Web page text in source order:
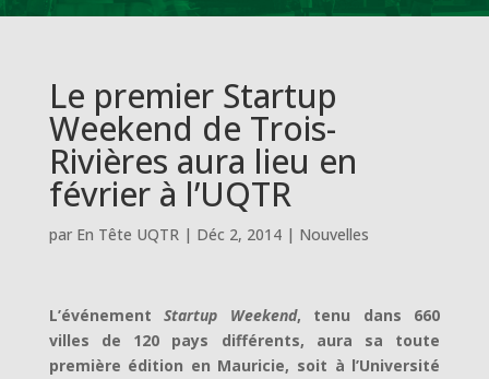
Le premier Startup
Weekend de Trois-
Rivières aura lieu en
février à l’UQTR
par En Tête UQTR| Déc 2, 2014| Nouvelles
L’événementStartup Weekend, tenu dans 660
villes de 120 pays différents, aura sa toute
première édition en Mauricie, soit à l’Université